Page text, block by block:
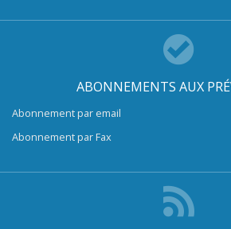
ABONNEMENTS AUX
Abonnement par email
Abonnement par Fax